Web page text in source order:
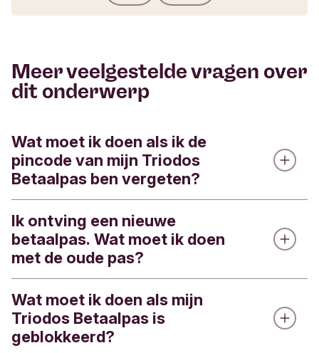
Meer veelgestelde vragen over
dit onderwerp
Wat moet ik doen als ik de
pincode van mijn Triodos
Betaalpas ben vergeten?
Je kunt de pincode van je Triodos Betaalpas via
de Triodos app inzien.
Log in
Tik rechts onderin opMeer
Ik ontving een nieuwe
betaalpas. Wat moet ik doen
met de oude pas?
Is de tijd gekomen voor een nieuwe betaalpas?
Knip je oude pas dan door en zorg ervoor op dat
je ook de chip doorknipt. Je oude pas kun je
Wat moet ik doen als mijn
Triodos Betaalpas is
geblokkeerd?